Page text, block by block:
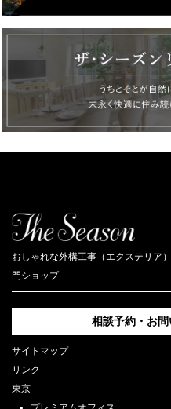
おしゃれな外構工事（エクステリア
門ショップ
相談予約・お
サイトマップ
リンク
東京